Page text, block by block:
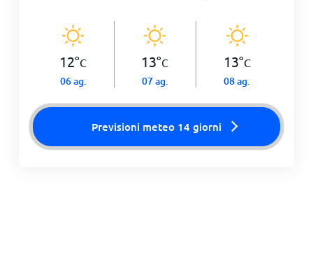
12°C
06 ag.
13°C
07 ag.
13°C
08 ag.
Previsioni meteo 14 giorni